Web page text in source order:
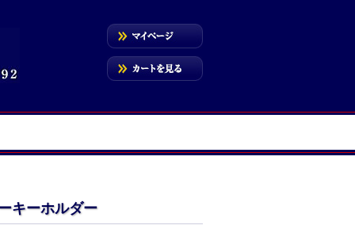
キーホルダー